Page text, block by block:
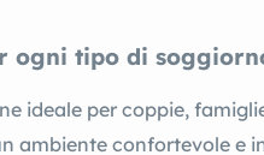
ogni tipo di
ideale per coppie,
ambiente confortevole e